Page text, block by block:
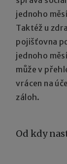
jednoho
Taktéž u
pojišťovna
jednoho
může v
vrácen na
záloh.
Od kdy